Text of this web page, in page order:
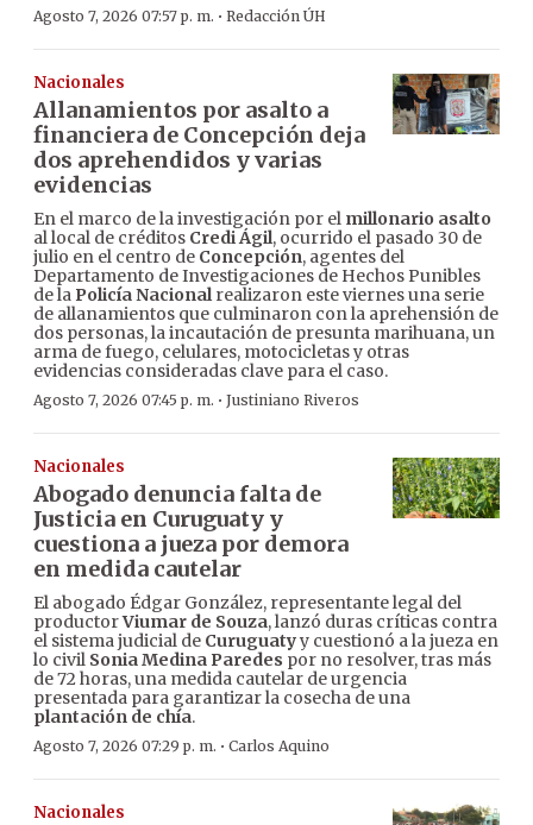
Agosto 7, 2026 07:57 p. m. · Redacción ÚH
Nacionales
Allanamientos por asalto a
financiera de Concepción deja
dos aprehendidos y varias
evidencias
En el marco de la investigación por el millonario asalto
al local de créditos Credi Ágil, ocurrido el pasado 30 de
julio en el centro de Concepción, agentes del
Departamento de Investigaciones de Hechos Punibles
de la Policía Nacionalrealizaron este viernes una serie
de allanamientos que culminaron con la aprehensión de
dos personas, la incautación de presunta marihuana, un
arma de fuego, celulares, motocicletas y otras
evidencias consideradas clave para el caso.
Agosto 7, 2026 07:45 p. m. · Justiniano Riveros
Nacionales
Abogado denuncia falta de
Justicia en Curuguaty y
cuestiona a jueza por demora
en medida cautelar
El abogado Édgar González, representante legal del
productorViumar de Souza, lanzó duras críticas contra
el sistema judicial de Curuguatyy cuestionó a la jueza en
lo civil Sonia Medina Paredes por no resolver, tras más
de 72 horas, una medida cautelar de urgencia
presentada para garantizar la cosecha de una
plantación de chía.
Agosto 7, 2026 07:29 p. m. · Carlos Aquino
Nacionales